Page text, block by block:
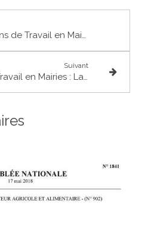
Les Réunions de Travail en Mairies : Bouloc
Suivant
Les Réunions de Travail en Mairies : Launac